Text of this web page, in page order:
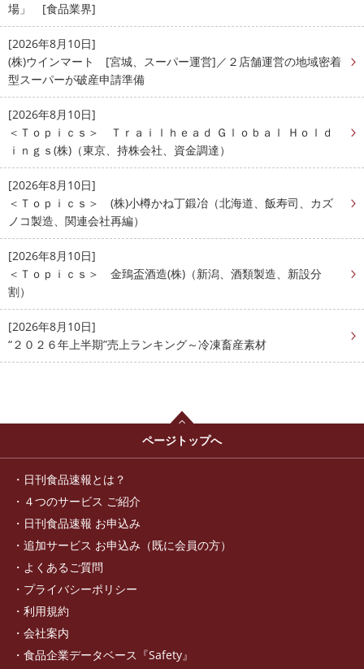
場」 [食品業界]
[2026年8月10日]
(株)ウインマート [宮城、スーパー運営]／２店舗運営の地域密着
型スーパーが破産申請準備
[2026年8月10日]
＜Ｔｏｐｉｃｓ＞ Ｔｒａｉｌｈｅａｄ Ｇｌｏｂａｌ Ｈｏｌｄ
ｉｎｇｓ(株)（東京、持株会社、資金調達）
[2026年8月10日]
＜Ｔｏｐｉｃｓ＞ (株)小樽かね丁鍛冶（北海道、飯寿司、カズ
ノコ製造、関連会社再編）
[2026年8月10日]
＜Ｔｏｐｉｃｓ＞ 金鵄盃酒造(株)（新潟、酒類製造、新設分
割）
[2026年8月10日]
“２０２６年上半期”売上ランキング～冷凍畜産素材
ページトップへ
日刊食品速報とは？
４つのサービス ご紹介
日刊食品速報 お申込み
追加サービス お申込み（既に会員の方）
よくあるご質問
プライバシーポリシー
利用規約
会社案内
食品企業データベース『Safety』